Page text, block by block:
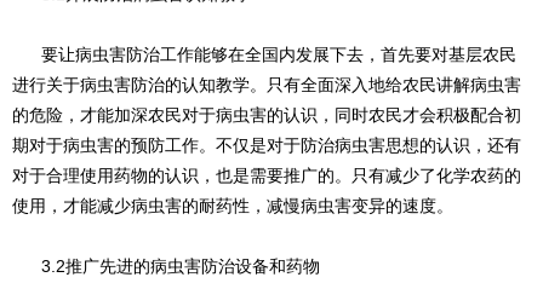
要让病虫害防治工作能够在全国内发展下去，首先要对基层农民
进行关于病虫害防治的认知教学。只有全面深入地给农民讲解病虫害
的危险，才能加深农民对于病虫害的认识，同时农民才会积极配合初
期对于病虫害的预防工作。不仅是对于防治病虫害思想的认识，还有
对于合理使用药物的认识，也是需要推广的。只有减少了化学农药的
使用，才能减少病虫害的耐药性，减慢病虫害变异的速度。
3.2推广先进的病虫害防治设备和药物